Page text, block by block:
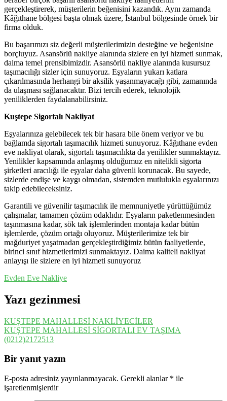
gerçekleştirerek, müşterilerin beğenisini kazandık. Aynı zamanda
Kâğıthane bölgesi başta olmak üzere, İstanbul bölgesinde örnek bir
firma olduk.
Bu başarımızı siz değerli müşterilerimizin desteğine ve beğenisine
borçluyuz. Asansörlü nakliye alanında sizlere en iyi hizmeti sunmak,
daima temel prensibimizdir. Asansörlü nakliye alanında kusursuz
taşımacılığı sizler için sunuyoruz. Eşyaların yukarı katlara
çıkarılmasında herhangi bir aksilik yaşanmayacağı gibi, zamanında
da ulaşması sağlanacaktır. Bizi tercih ederek, teknolojik
yeniliklerden faydalanabilirsiniz.
Kuştepe Sigortalı Nakliyat
Eşyalarınıza gelebilecek tek bir hasara bile önem veriyor ve bu
bağlamda sigortalı taşımacılık hizmeti sunuyoruz. Kâğıthane evden
eve nakliyat olarak, sigortalı taşımacılıkta da yenilikler sunmaktayız.
Yenilikler kapsamında anlaşmış olduğumuz en nitelikli sigorta
şirketleri aracılığı ile eşyalar daha güvenli korunacak. Bu sayede,
sizlerde endişe ve kaygı olmadan, sistemden mutlulukla eşyalarınızı
takip edebileceksiniz.
Garantili ve güvenilir taşımacılık ile memnuniyetle yürüttüğümüz
çalışmalar, tamamen çözüm odaklıdır. Eşyaların paketlenmesinden
taşınmasına kadar, sök tak işlemlerinden montaja kadar bütün
işlemlerde, çözüm ortağı oluyoruz. Müşterilerimize tek bir
mağduriyet yaşatmadan gerçekleştirdiğimiz bütün faaliyetlerde,
birinci sınıf hizmetlerimizi sunmaktayız. Daima kaliteli nakliyat
anlayışı ile sizlere en iyi hizmeti sunuyoruz
Evden Eve Nakliye
Yazı gezinmesi
KUŞTEPE MAHALLESİ NAKLİYECİLER
KUŞTEPE MAHALLESİ SİGORTALI EV TAŞIMA
(0212)2172513
Bir yanıt yazın
E-posta adresiniz yayınlanmayacak. Gerekli alanlar * ile
işaretlenmişlerdir